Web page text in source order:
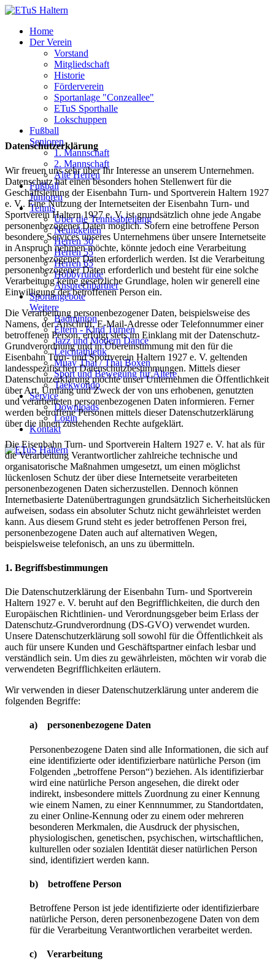
Home
Der Verein
Vorstand
Mitgliedschaft
Historie
Förderverein
Sportanlage "Conzeallee"
ETuS Sporthalle
Lokschuppen
Fußball
Senioren
1. Mannschaft
2. Mannschaft
Alte Herren
Fußball
Junioren
Tennis
Über die Tennisabteilung
Neuigkeiten
Herren 30
Herren 55
Herren 65
Hobbyrunde
Ansprechpartner
Sportangebote
Weitere
Badminton
Eltern - Kind Turnen
Jazz und Modern Dance
Leichtathletik
Muay Thai / Thai Boxen
Sport und Bewegung für Ältere
Taekwondo
Service
Downloads
Login
Kontakt
Datenschutzerklärung
Wir freuen uns sehr über Ihr Interesse an unserem Unternehmen.
Datenschutz hat einen besonders hohen Stellenwert für die
Geschäftsleitung der Eisenbahn Turn- und Sportverein Haltern 1927
e. V.. Eine Nutzung der Internetseiten der Eisenbahn Turn- und
Sportverein Haltern 1927 e. V. ist grundsätzlich ohne jede Angabe
personenbezogener Daten möglich. Sofern eine betroffene Person
besondere Services unseres Unternehmens über unsere Internetseite
in Anspruch nehmen möchte, könnte jedoch eine Verarbeitung
personenbezogener Daten erforderlich werden. Ist die Verarbeitung
personenbezogener Daten erforderlich und besteht für eine solche
Verarbeitung keine gesetzliche Grundlage, holen wir generell eine
Einwilligung der betroffenen Person ein.
Die Verarbeitung personenbezogener Daten, beispielsweise des
Namens, der Anschrift, E-Mail-Adresse oder Telefonnummer einer
betroffenen Person, erfolgt stets im Einklang mit der Datenschutz-
Grundverordnung und in Übereinstimmung mit den für die
Eisenbahn Turn- und Sportverein Haltern 1927 e. V. geltenden
landesspezifischen Datenschutzbestimmungen. Mittels dieser
Datenschutzerklärung möchte unser Unternehmen die Öffentlichkeit
über Art, Umfang und Zweck der von uns erhobenen, genutzten
und verarbeiteten personenbezogenen Daten informieren. Ferner
werden betroffene Personen mittels dieser Datenschutzerklärung
über die ihnen zustehenden Rechte aufgeklärt.
Die Eisenbahn Turn- und Sportverein Haltern 1927 e. V. hat als für
die Verarbeitung Verantwortlicher zahlreiche technische und
organisatorische Maßnahmen umgesetzt, um einen möglichst
lückenlosen Schutz der über diese Internetseite verarbeiteten
personenbezogenen Daten sicherzustellen. Dennoch können
Internetbasierte Datenübertragungen grundsätzlich Sicherheitslücken
aufweisen, sodass ein absoluter Schutz nicht gewährleistet werden
kann. Aus diesem Grund steht es jeder betroffenen Person frei,
personenbezogene Daten auch auf alternativen Wegen,
beispielsweise telefonisch, an uns zu übermitteln.
1. Begriffsbestimmungen
Die Datenschutzerklärung der Eisenbahn Turn- und Sportverein
Haltern 1927 e. V. beruht auf den Begrifflichkeiten, die durch den
Europäischen Richtlinien- und Verordnungsgeber beim Erlass der
Datenschutz-Grundverordnung (DS-GVO) verwendet wurden.
Unsere Datenschutzerklärung soll sowohl für die Öffentlichkeit als
auch für unsere Kunden und Geschäftspartner einfach lesbar und
verständlich sein. Um dies zu gewährleisten, möchten wir vorab die
verwendeten Begrifflichkeiten erläutern.
Wir verwenden in dieser Datenschutzerklärung unter anderem die
folgenden Begriffe:
a) personenbezogene Daten
Personenbezogene Daten sind alle Informationen, die sich auf
eine identifizierte oder identifizierbare natürliche Person (im
Folgenden „betroffene Person“) beziehen. Als identifizierbar
wird eine natürliche Person angesehen, die direkt oder
indirekt, insbesondere mittels Zuordnung zu einer Kennung
wie einem Namen, zu einer Kennnummer, zu Standortdaten,
zu einer Online-Kennung oder zu einem oder mehreren
besonderen Merkmalen, die Ausdruck der physischen,
physiologischen, genetischen, psychischen, wirtschaftlichen,
kulturellen oder sozialen Identität dieser natürlichen Person
sind, identifiziert werden kann.
b) betroffene Person
Betroffene Person ist jede identifizierte oder identifizierbare
natürliche Person, deren personenbezogene Daten von dem
für die Verarbeitung Verantwortlichen verarbeitet werden.
c) Verarbeitung